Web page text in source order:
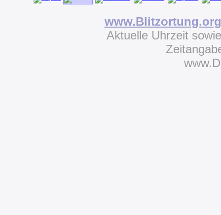
www.Blitzortung.org
Aktuelle Uhrzeit